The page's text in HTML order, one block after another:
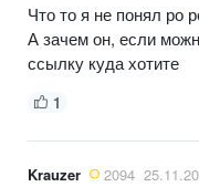
Что то я не понял ро
А зачем он, если
ссылку куда хотите
1
Krauzer 2094